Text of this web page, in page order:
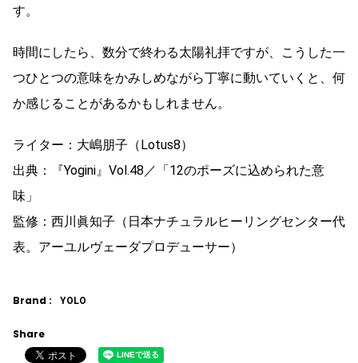
す。
時間にしたら、数分で終わる太陽礼拝ですが、こうした一
つひとつの意味をかみしめながら丁寧に動いていくと、何
か感じることがあるかもしれません。
ライター：大嶋朋子（Lotus8）
出典：『Yogini』Vol.48／「12のポーズに込められた意
味」
監修：西川眞知子（日本ナチュラルヒーリングセンター代
表。アーユルヴェーダプロデューサー）
Brand : YOLO
Share